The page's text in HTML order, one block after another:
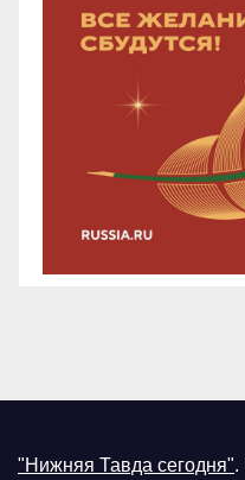
"Нижняя Тавда сегодня".